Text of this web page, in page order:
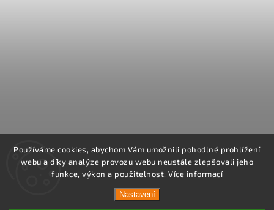
Používáme cookies, abychom Vám umožnili pohodlné prohlížení
webu a díky analýze provozu webu neustále zlepšovali jeho
funkce, výkon a použitelnost. Více informací
Nastavení